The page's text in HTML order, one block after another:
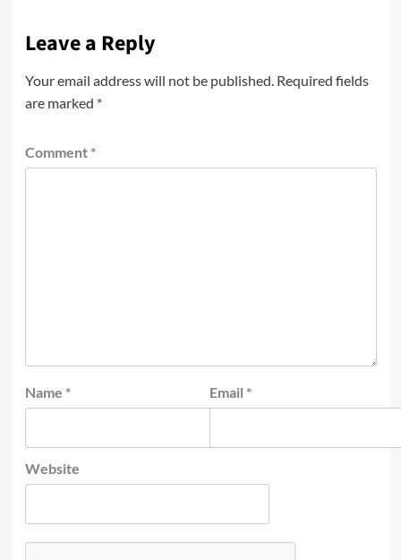
Leave a Reply
Your email address will not be published. Required fields
are marked *
Comment *
Name * Email *
Website